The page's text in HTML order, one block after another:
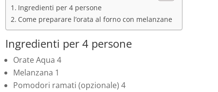
Ingredienti per 4 persone
Come preparare l’orata al forno con melanzane
Ingredienti per 4 persone
Orate Aqua 4
Melanzana 1
Pomodori ramati (opzionale) 4